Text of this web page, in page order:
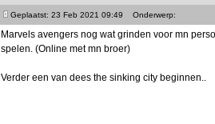
Geplaatst: 23 Feb 2021 09:49 Onderwerp:
Marvels avengers nog wat grinden voor mn
spelen. (Online met mn broer)
Verder een van dees the sinking city beginnen..